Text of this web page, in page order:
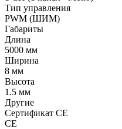
Тип управления
PWM (ШИМ)
Габариты
Длина
5000 мм
Ширина
8 мм
Высота
1.5 мм
Другие
Сертификат CE
CE